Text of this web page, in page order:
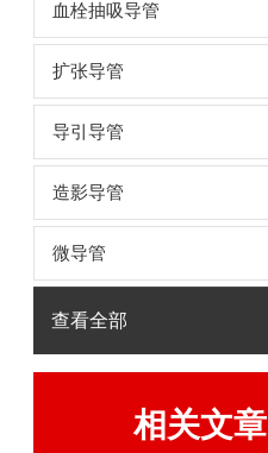
血栓抽吸导管
扩张导管
导引导管
造影导管
微导管
查看全部
相关文章